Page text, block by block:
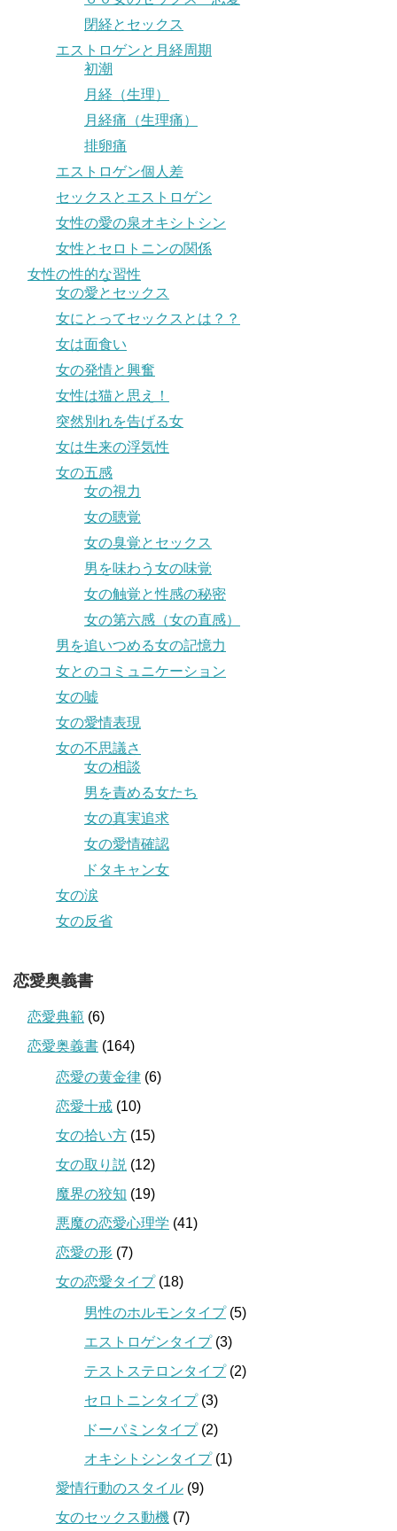
閉経とセックス
エストロゲンと月経周期
初潮
月経（生理）
月経痛（生理痛）
排卵痛
エストロゲン個人差
セックスとエストロゲン
女性の愛の泉オキシトシン
女性とセロトニンの関係
女性の性的な習性
女の愛とセックス
女にとってセックスとは？？
女は面食い
女の発情と興奮
女性は猫と思え！
突然別れを告げる女
女は生来の浮気性
女の五感
女の視力
女の聴覚
女の臭覚とセックス
男を味わう女の味覚
女の触覚と性感の秘密
女の第六感（女の直感）
男を追いつめる女の記憶力
女とのコミュニケーション
女の嘘
女の愛情表現
女の不思議さ
女の相談
男を責める女たち
女の真実追求
女の愛情確認
ドタキャン女
女の涙
女の反省
恋愛奥義書
恋愛典範 (6)
恋愛奥義書 (164)
恋愛の黄金律 (6)
恋愛十戒 (10)
女の拾い方 (15)
女の取り説 (12)
魔界の狡知 (19)
悪魔の恋愛心理学 (41)
恋愛の形 (7)
女の恋愛タイプ(18)
男性のホルモンタイプ(5)
エストロゲンタイプ(3)
テストステロンタイプ(2)
セロトニンタイプ(3)
ドーパミンタイプ(2)
オキシトシンタイプ(1)
愛情行動のスタイル (9)
女のセックス動機 (7)